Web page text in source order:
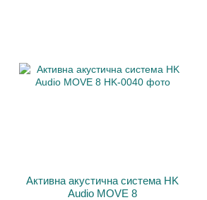
Активна акустична система HK
Audio MOVE 8